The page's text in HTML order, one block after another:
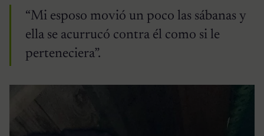
“Mi esposo movió un poco las sábanas y
ella se acurrucó contra él como si le
perteneciera”.